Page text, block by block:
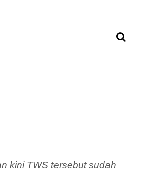
kini TWS tersebut sudah